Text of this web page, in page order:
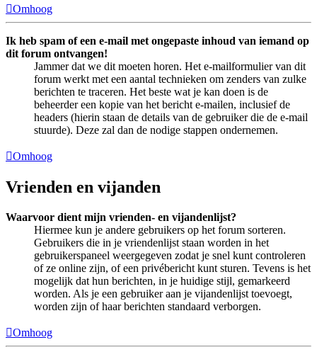
Omhoog
Ik heb spam of een e-mail met ongepaste inhoud van iemand op
dit forum ontvangen!
Jammer dat we dit moeten horen. Het e-mailformulier van dit
forum werkt met een aantal technieken om zenders van zulke
berichten te traceren. Het beste wat je kan doen is de
beheerder een kopie van het bericht e-mailen, inclusief de
headers (hierin staan de details van de gebruiker die de e-mail
stuurde). Deze zal dan de nodige stappen ondernemen.
Omhoog
Vrienden en vijanden
Waarvoor dient mijn vrienden- en vijandenlijst?
Hiermee kun je andere gebruikers op het forum sorteren.
Gebruikers die in je vriendenlijst staan worden in het
gebruikerspaneel weergegeven zodat je snel kunt controleren
of ze online zijn, of een privébericht kunt sturen. Tevens is het
mogelijk dat hun berichten, in je huidige stijl, gemarkeerd
worden. Als je een gebruiker aan je vijandenlijst toevoegt,
worden zijn of haar berichten standaard verborgen.
Omhoog